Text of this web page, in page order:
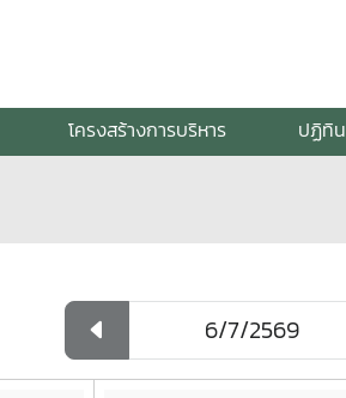
โครงสร้างการบริหาร ปฏิทิน